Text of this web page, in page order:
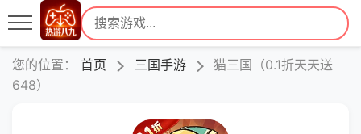
您的位置： 首页 三国手游
猫三国（0.1折天天送
648）